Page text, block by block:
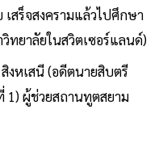
สร็จสงครามแล้วไปศึกษา
ทยาลัยในสวิตเซอร์แลนด์)
งหเสนี (อดีตนายสิบตรี
1) ผู้ช่วยสถานทูตสยาม